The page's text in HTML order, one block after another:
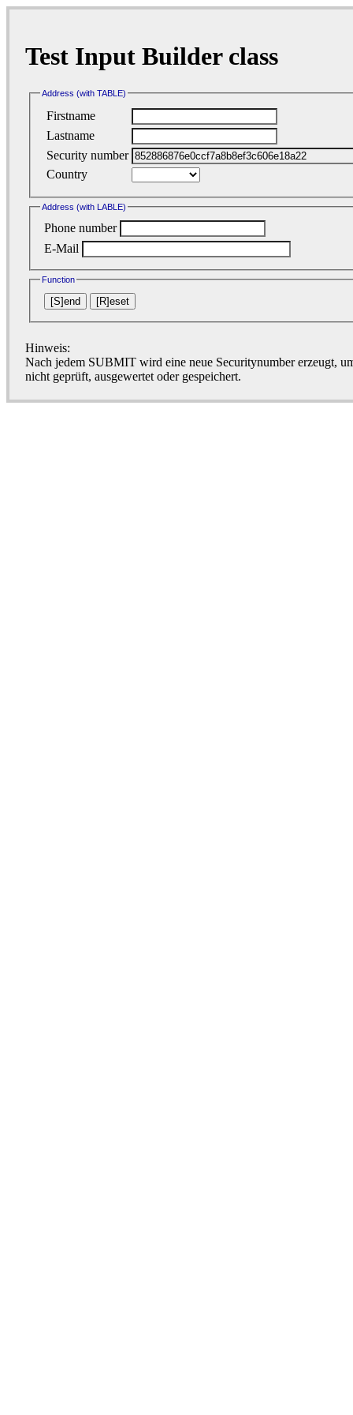
Test Input Builder class
Address (with TABLE)
Firstname
Lastname
Security number
Country
Address (with LABLE)
Phone number
E-Mail
Function
Hinweis:
Nach jedem SUBMIT wird eine neue Securitynumber erzeugt,
nicht geprüft, ausgewertet oder gespeichert.